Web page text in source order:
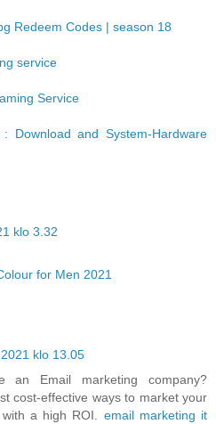
Redeem Codes | season 18
service
Service
Download and System-Hardware
klo 3.32
for Men 2021
klo 13.05
an Email marketing company?
cost-effective ways to market your
a high ROI. email marketing it